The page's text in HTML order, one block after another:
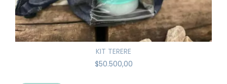
KIT TERERE
$50.500,00